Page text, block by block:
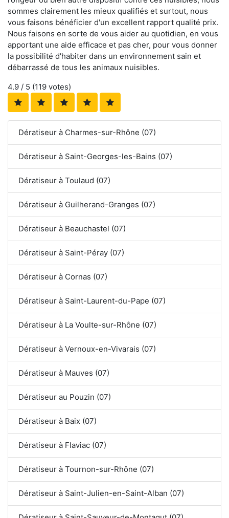
sommes clairement les mieux qualifiés et surtout, nous
vous faisons bénéficier d'un excellent rapport qualité prix.
Nous faisons en sorte de vous aider au quotidien, en vous
apportant une aide efficace et pas cher, pour vous donner
la possibilité d'habiter dans un environnement sain et
débarrassé de tous les animaux nuisibles.
4.9 / 5 (119 votes)
Dératiseur à Charmes-sur-Rhône (07)
Dératiseur à Saint-Georges-les-Bains (07)
Dératiseur à Toulaud (07)
Dératiseur à Guilherand-Granges (07)
Dératiseur à Beauchastel (07)
Dératiseur à Saint-Péray (07)
Dératiseur à Cornas (07)
Dératiseur à Saint-Laurent-du-Pape (07)
Dératiseur à La Voulte-sur-Rhône (07)
Dératiseur à Vernoux-en-Vivarais (07)
Dératiseur à Mauves (07)
Dératiseur au Pouzin (07)
Dératiseur à Baix (07)
Dératiseur à Flaviac (07)
Dératiseur à Tournon-sur-Rhône (07)
Dératiseur à Saint-Julien-en-Saint-Alban (07)